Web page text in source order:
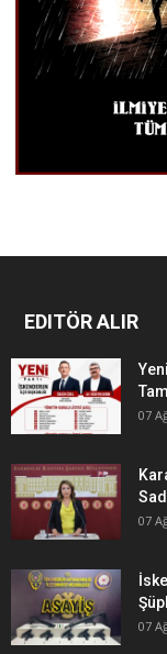
EDITÖR ALIR
07
07
07